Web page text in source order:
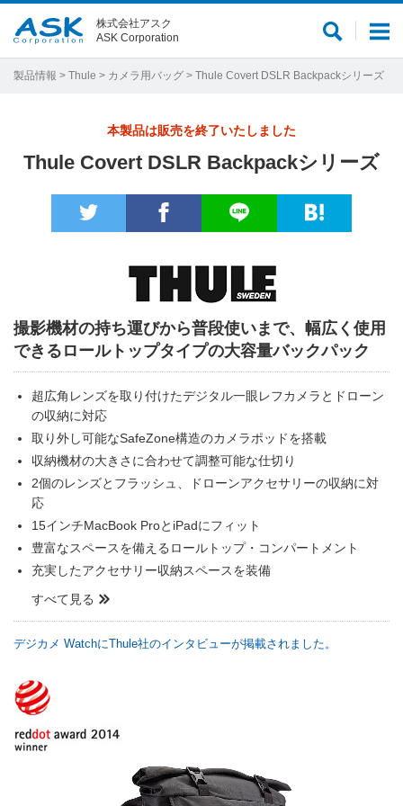
メ
ュ
サ
ト
株式会社アスク
ASK Corporation
製品情報 > Thule > カメラ用バッグ > Thule Covert DSLR Backpackシリーズ
本製品は販売を終了いたしました
Thule Covert DSLR Backpackシリーズ
撮影機材の持ち運びから普段使いまで、幅広く使用
できるロールトップタイプの大容量バックパック
超広角レンズを取り付けたデジタル一眼レフカメラとドローン
の収納に対応
取り外し可能なSafeZone構造のカメラポッドを搭載
収納機材の大きさに合わせて調整可能な仕切り
2個のレンズとフラッシュ、ドローンアクセサリーの収納に対
応
15インチMacBook ProとiPadにフィット
豊富なスペースを備えるロールトップ・コンパートメント
充実したアクセサリー収納スペースを装備
すべて見る
デジカメ WatchにThule社のインタビューが掲載されました。